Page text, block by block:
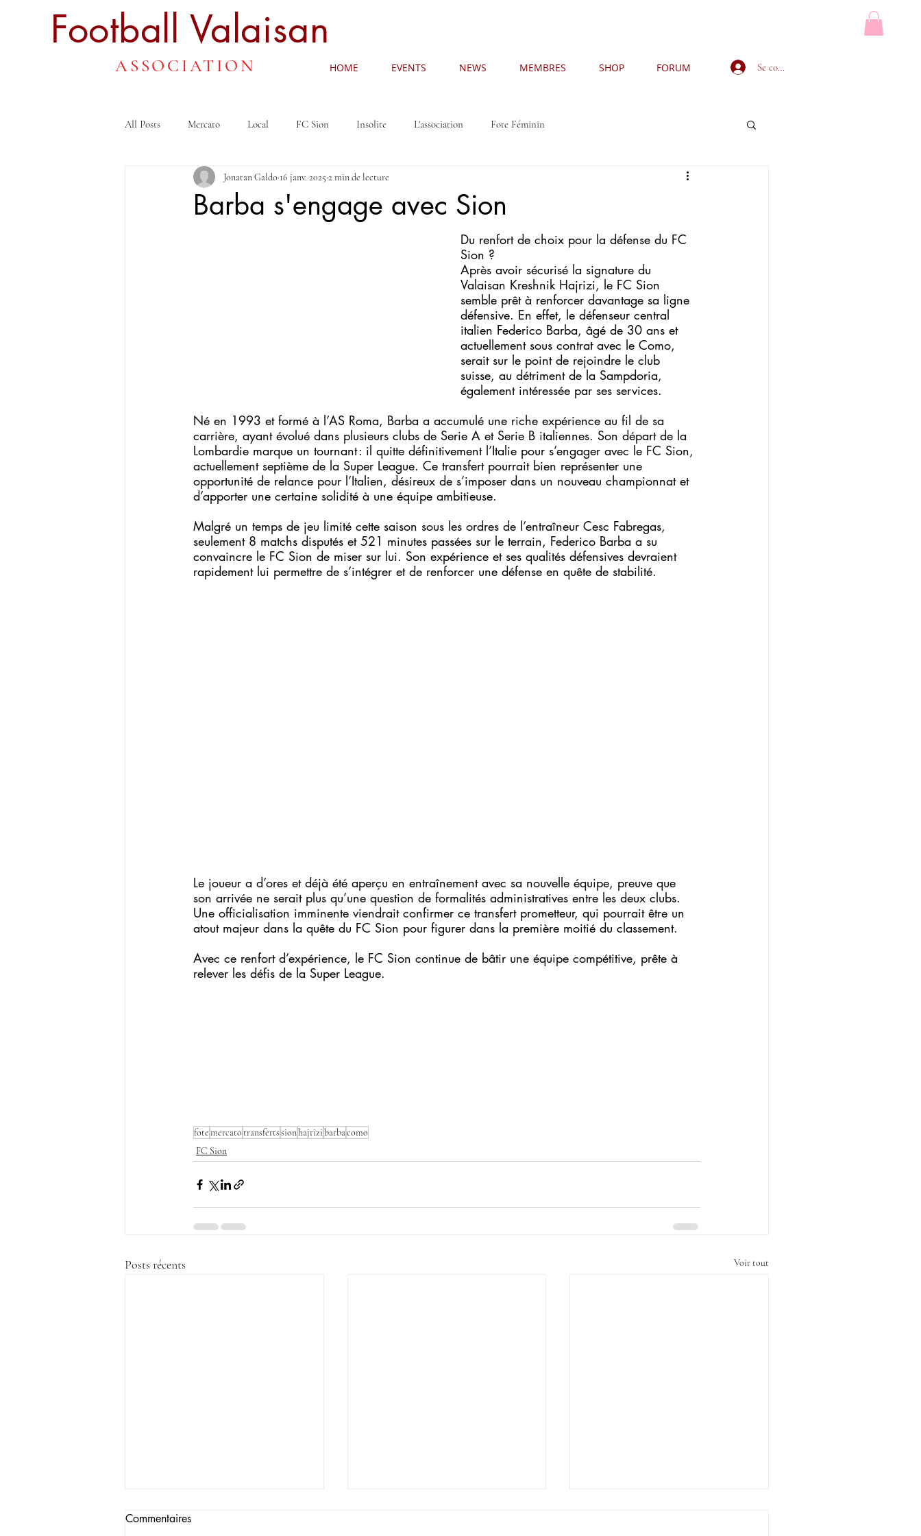
Football Valaisan
ASSOCIATION HOME EVENTS NEWS MEMBRES SHOP FORUM Se connecter
All Posts Mercato Local FC Sion Insolite L'association Fote Féminin
Barba s'engage avec Sion
Jonatan Galdo 16 janv. 2025 2 min de lecture
Du renfort de choix pour la défense du FC
Sion ?
Après avoir sécurisé la signature du
Valaisan Kreshnik Hajrizi, le FC Sion
semble prêt à renforcer davantage sa ligne
défensive. En effet, le défenseur central
italien Federico Barba, âgé de 30 ans et
actuellement sous contrat avec le Como,
serait sur le point de rejoindre le club
suisse, au détriment de la Sampdoria,
également intéressée par ses services.
Né en 1993 et formé à l’AS Roma, Barba a accumulé une riche expérience au fil de sa
carrière, ayant évolué dans plusieurs clubs de Serie A et Serie B italiennes. Son départ de la
Lombardie marque un tournant : il quitte définitivement l’Italie pour s’engager avec le FC Sion,
actuellement septième de la Super League. Ce transfert pourrait bien représenter une
opportunité de relance pour l’Italien, désireux de s’imposer dans un nouveau championnat et
d’apporter une certaine solidité à une équipe ambitieuse.
Malgré un temps de jeu limité cette saison sous les ordres de l’entraîneur Cesc Fabregas,
seulement 8 matchs disputés et 521 minutes passées sur le terrain, Federico Barba a su
convaincre le FC Sion de miser sur lui. Son expérience et ses qualités défensives devraient
rapidement lui permettre de s’intégrer et de renforcer une défense en quête de stabilité.
Le joueur a d’ores et déjà été aperçu en entraînement avec sa nouvelle équipe, preuve que
son arrivée ne serait plus qu’une question de formalités administratives entre les deux clubs.
Une officialisation imminente viendrait confirmer ce transfert prometteur, qui pourrait être un
atout majeur dans la quête du FC Sion pour figurer dans la première moitié du classement.
Avec ce renfort d’expérience, le FC Sion continue de bâtir une équipe compétitive, prête à
relever les défis de la Super League.
fotemercatotransfertssionhajrizibarbacomo
FC Sion
Posts récents Voir tout
Commentaires